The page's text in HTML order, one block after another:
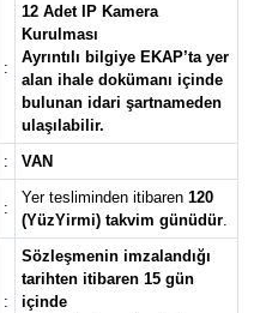
:
12 Adet IP Kamera
Kurulması
Ayrıntılı bilgiye EKAP’ta yer
alan ihale dokümanı içinde
bulunan idari şartnameden
ulaşılabilir.
: VAN
:
Yer tesliminden itibaren 120
(YüzYirmi) takvim günüdür.
:
Sözleşmenin imzalandığı
tarihten itibaren 15 gün
içinde